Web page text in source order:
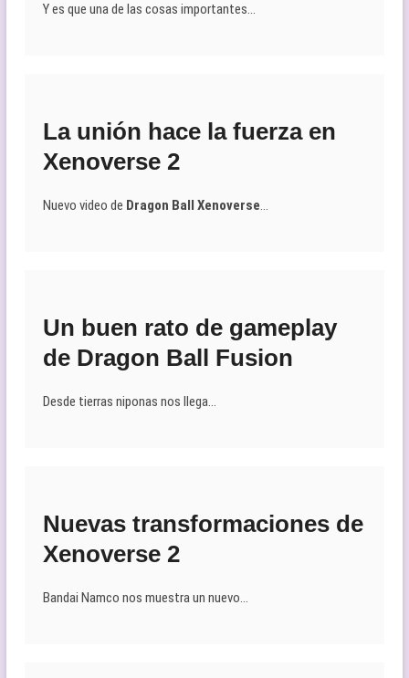
Y es que una de las cosas importantes…
La unión hace la fuerza en
Xenoverse 2
Nuevo video de Dragon Ball Xenoverse…
Un buen rato de gameplay
de Dragon Ball Fusion
Desde tierras niponas nos llega…
Nuevas transformaciones de
Xenoverse 2
Bandai Namco nos muestra un nuevo…